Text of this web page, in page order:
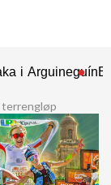
i Arguineguín
terrengløp